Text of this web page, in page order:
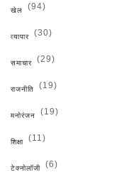
खेल (94)
व्यापार (30)
समाचार (29)
राजनीति (19)
मनोरंजन (19)
शिक्षा (11)
टेक्नोलॉजी (6)